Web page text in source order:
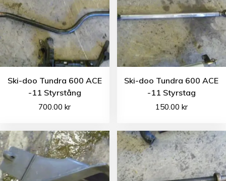
Ski-doo Tundra 600 ACE
-11 Styrstång
700.00kr
Ski-doo Tundra 600 ACE
-11 Styrstag
150.00 kr